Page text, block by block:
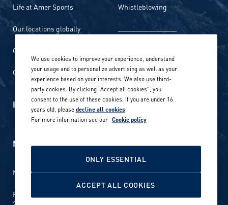
Life at Amer Sports
Our locations globally
Career stories
Careers in sports
INVESTORS
NEWSROOM
Media contacts and materials
Reports and releases 2016–
Whistleblowing
Site terms
Accessibility
Cookie Policy
Cookie settings
We use cookies to improve your experience, understand
your usage and to personalize advertising as well as your
experience based on your interests. We also use third-
party cookies. By clicking "Accept all cookies", you
consent to the use of these cookies. If you are under 16
years old, pleasedecline all cookies.
For more information see our Cookie policy
ONLY ESSENTIAL
ACCEPT ALL COOKIES